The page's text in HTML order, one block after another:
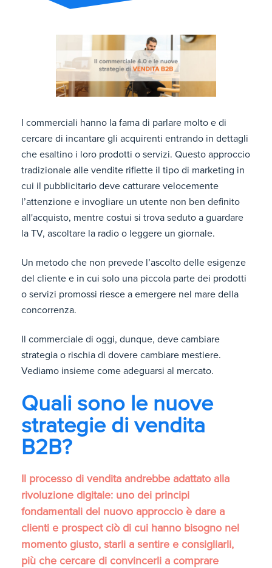
I commerciali hanno la fama di parlare molto e di
cercare di incantare gli acquirenti entrando in dettagli
che esaltino i loro prodotti o servizi. Questo approccio
tradizionale alle vendite riflette il tipo di marketing in
cui il pubblicitario deve catturare velocemente
l’attenzione e invogliare un utente non ben definito
all'acquisto, mentre costui si trova seduto a guardare
la TV, ascoltare la radio o leggere un giornale.
Un metodo che non prevede l’ascolto delle esigenze
del cliente e in cui solo una piccola parte dei prodotti
o servizi promossi riesce a emergere nel mare della
concorrenza.
Il commerciale di oggi, dunque, deve cambiare
strategia o rischia di dovere cambiare mestiere.
Vediamo insieme come adeguarsi al mercato.
Quali sono le nuove
strategie di vendita
B2B?
Il processo di vendita andrebbe adattato alla
rivoluzione digitale: uno dei principi
fondamentali del nuovo approccio è dare a
clienti e prospect ciò di cui hanno bisogno nel
momento giusto, starli a sentire e consigliarli,
più che cercare di convincerli a comprare